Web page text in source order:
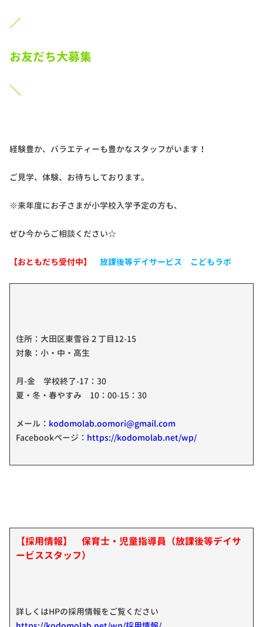
／
お友だち大募集
＼
経験豊か、バラエティーも豊かなスタッフがいます！
ご見学、体験、お待ちしております。
※来年度にお子さまが小学校入学予定の方も、
ぜひ今からご相談ください☆
【おともだち受付中】 放課後等デイサービス こどもラボ
住所：大田区東雪谷２丁目12-15
対象：小・中・高生
月-金 学校終了-17：30
夏・冬・春やすみ 10：00-15：30
メール： kodomolab.oomori@gmail.com
Facebookページ： https://kodomolab.net/wp/
【採用情報】 保育士・児童指導員（放課後等デイサ
ービススタッフ）
詳しくはHPの採用情報をご覧ください